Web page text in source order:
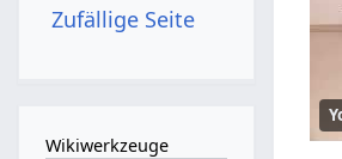
Zufällige Seite
Wikiwerkzeuge